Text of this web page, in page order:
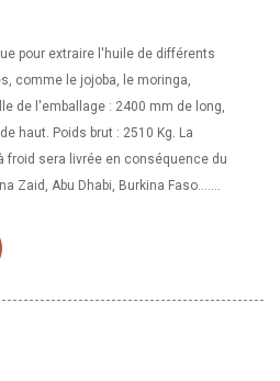
pour extraire l'huile de différents
comme le jojoba, le moringa,
de l'emballage : 2400 mm de long,
haut. Poids brut : 2510 Kg. La
froid sera livrée en conséquence du
Zaid, Abu Dhabi, Burkina Faso….
de cuisson, mais aussi une huile
résister à de basses températures